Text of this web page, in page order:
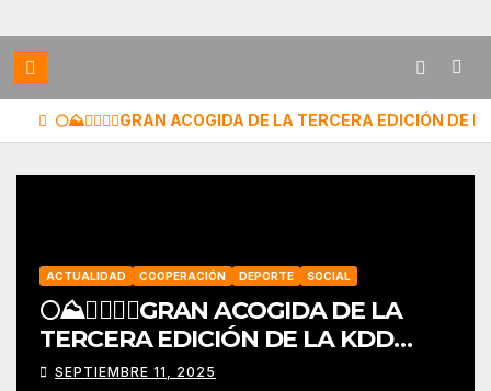
🌕⛰️🏃‍♀️🏃‍♂️GRAN ACOGIDA DE LA TERCERA EDICIÓN DE
ACTUALIDAD COOPERACIÓN DEPORTE SOCIAL
🌕⛰️🏃‍♀️🏃‍♂️GRAN ACOGIDA DE LA
TERCERA EDICIÓN DE LA KDD
SOLIDARIA «LOQUEO TRAIL»🏃‍♂️
SEPTIEMBRE 11, 2025